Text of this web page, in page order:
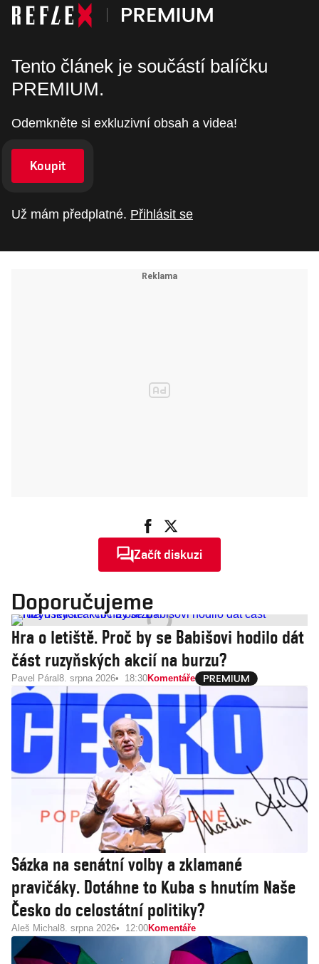
Tento článek je součástí balíčku
PREMIUM.
Odemkněte si exkluzivní obsah a videa!
Koupit
Už mám předplatné. Přihlásit se
Začít diskuzi
Doporučujeme
Hra o letiště. Proč by se Babišovi hodilo dát
část ruzyňských akcií na burzu?
Pavel Páral 8. srpna 2026 18:30Komentáře
Sázka na senátní volby a zklamané
pravičáky. Dotáhne to Kuba s hnutím Naše
Česko do celostátní politiky?
Aleš Michal 8. srpna 2026 12:00Komentáře